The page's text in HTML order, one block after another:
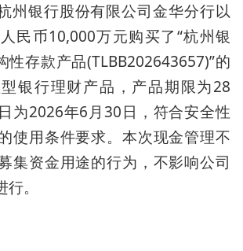
州银行股份有限公司金华分行以
民币10,000万元购买了“杭州银
性存款产品(TLBB202643657)”的
银行理财产品，产品期限为28
为2026年6月30日，符合安全性
使用条件要求。本次现金管理不
集资金用途的行为，不影响公司
。